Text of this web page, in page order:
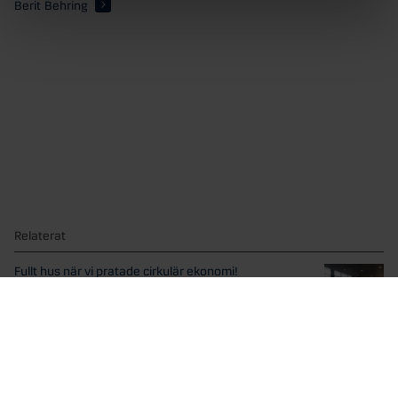
Berit Behring
Relaterat
Fullt hus när vi pratade cirkulär ekonomi!